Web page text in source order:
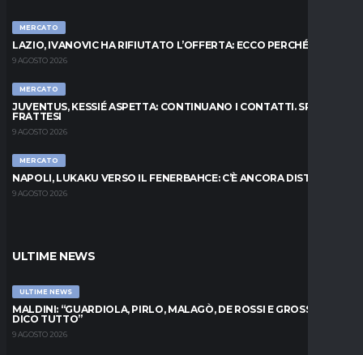
MERCATO
LAZIO, IVANOVIC HA RIFIUTATO L’OFFERTA: ECCO PERCHÉ
9 AGOSTO 2026
MERCATO
JUVENTUS, KESSIÉ ASPETTA: CONTINUANO I CONTATTI. SPUNTA
FRATTESI
9 AGOSTO 2026
MERCATO
NAPOLI, LUKAKU VERSO IL FENERBAHCE: C’È ANCORA DISTANZA
9 AGOSTO 2026
ULTIME NEWS
ULTIME NEWS
MALDINI: “GUARDIOLA, PIRLO, MALAGÒ, DE ROSSI E GROSSO: VI
DICO TUTTO”
9 AGOSTO 2026